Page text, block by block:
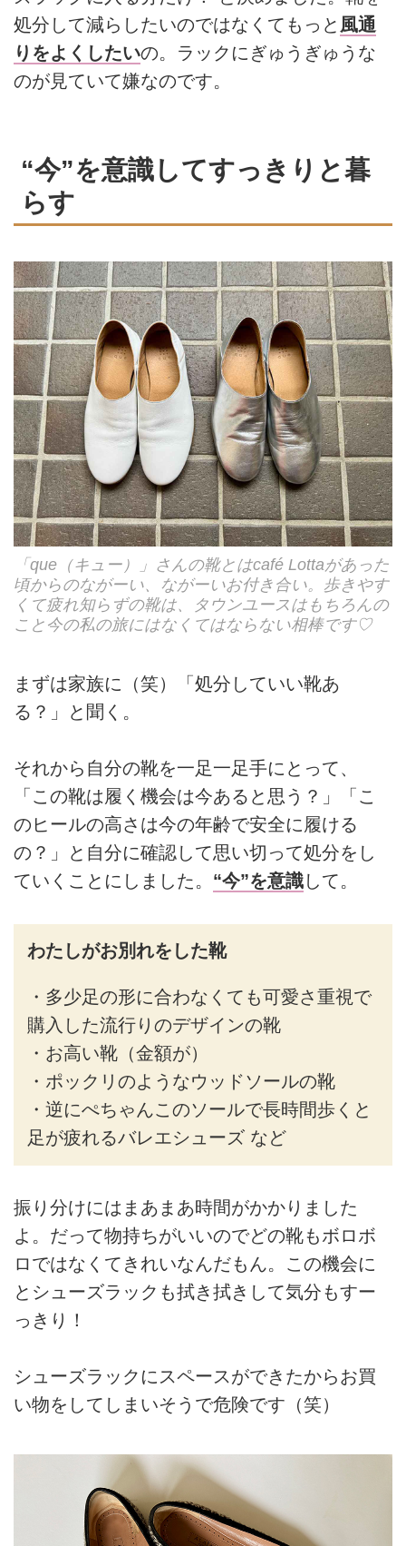
処分して減らしたいのではなくてもっと 風通
りをよくしたいの。ラックにぎゅうぎゅうな
のが見ていて嫌なのです。
“今”を意識してすっきりと暮
らす
「que（キュー）」さんの靴とはcafé Lottaがあった
頃からのながーい、ながーいお付き合い。歩きやす
くて疲れ知らずの靴は、タウンユースはもちろんの
こと今の私の旅にはなくてはならない相棒です♡
まずは家族に（笑）「処分していい靴あ
る？」と聞く。
それから自分の靴を一足一足手にとって、
「この靴は履く機会は今あると思う？」「こ
のヒールの高さは今の年齢で安全に履ける
の？」と自分に確認して思い切って処分をし
ていくことにしました。 “今”を意識して。
わたしがお別れをした靴
・多少足の形に合わなくても可愛さ重視で
購入した流行りのデザインの靴
・お高い靴（金額が）
・ポックリのようなウッドソールの靴
・逆にぺちゃんこのソールで長時間歩くと
足が疲れるバレエシューズ など
振り分けにはまあまあ時間がかかりました
よ。だって物持ちがいいのでどの靴もボロボ
ロではなくてきれいなんだもん。この機会に
とシューズラックも拭き拭きして気分もすー
っきり！
シューズラックにスペースができたからお買
い物をしてしまいそうで危険です（笑）